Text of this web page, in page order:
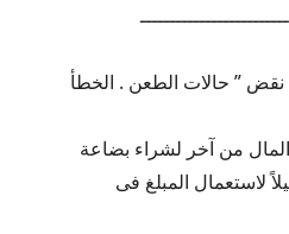
. نقض ” حالات الطعن . الخطأ
من آخر لشراء بضاعة
لاستعمال المبلغ فى